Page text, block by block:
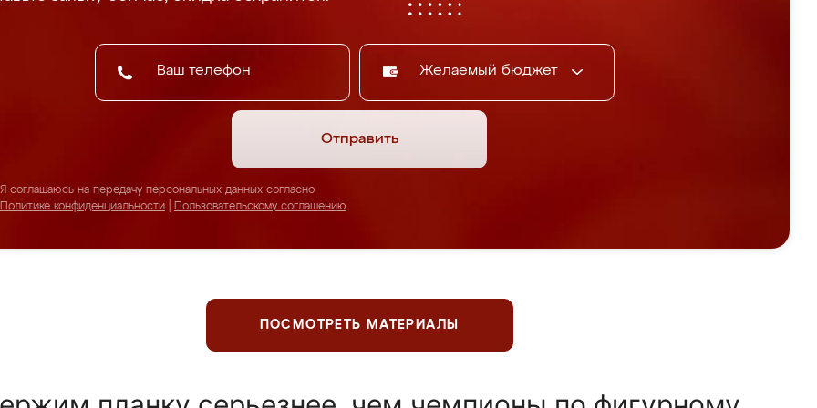
Желаемый бюджет
Отправить
Я соглашаюсь на передачу персональных данных согласно
Политике конфиденциальности
Пользовательскому соглашению
ПОСМОТРЕТЬ МАТЕРИАЛЫ